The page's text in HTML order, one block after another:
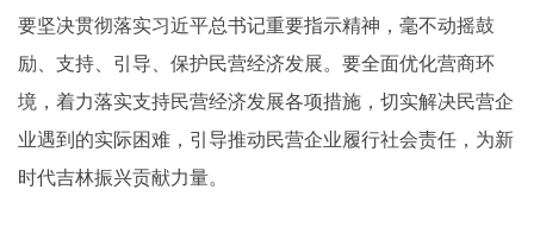
要坚决贯彻落实习近平总书记重要指示精神，毫不动摇鼓
励、支持、引导、保护民营经济发展。要全面优化营商环
境，着力落实支持民营经济发展各项措施，切实解决民营企
业遇到的实际困难，引导推动民营企业履行社会责任，为新
时代吉林振兴贡献力量。